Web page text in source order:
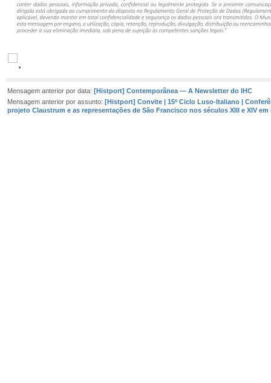
Mensagem anterior por data: [Histport] Contemporânea — A Newsletter do IHC
Mensagem anterior por assunto: [Histport] Convite | 15º Ciclo Luso-Italiano |
projeto Claustrum e as representações de São Francisco nos séculos XIII e XIV em